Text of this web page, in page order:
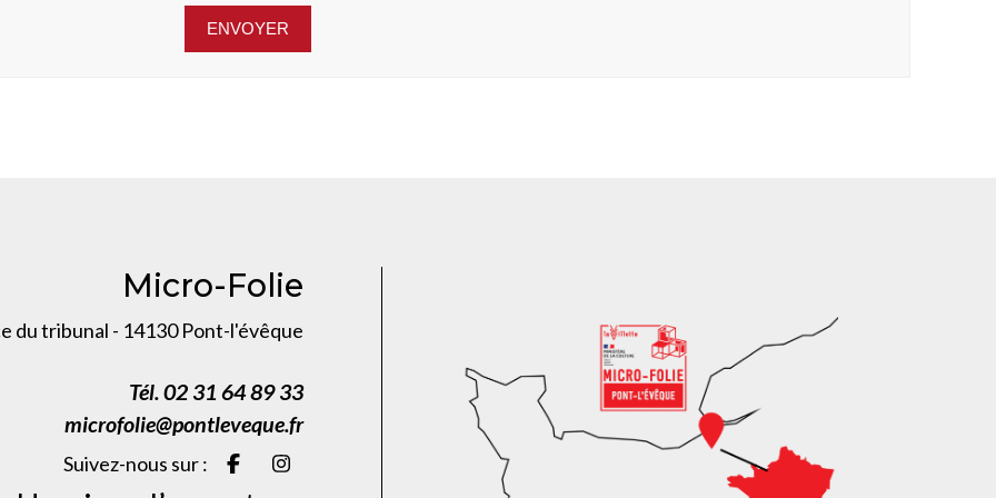
Micro-Folie
du tribunal - 14130 Pont-l'évêque
Tél. 02 31 64 89 33
microfolie@pontleveque.fr
Suivez-nous sur :